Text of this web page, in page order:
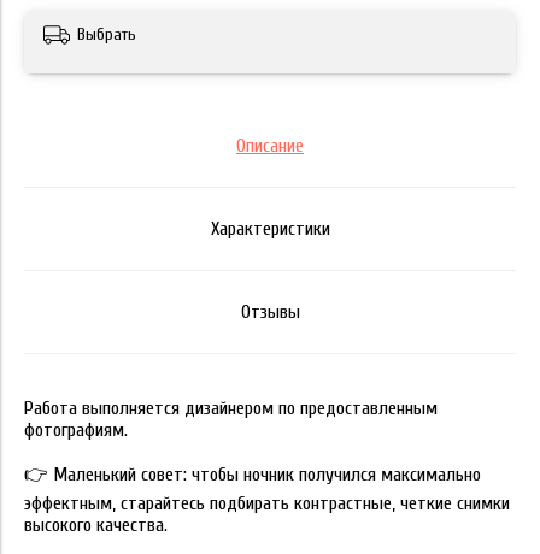
Выбрать
Описание
Характеристики
Отзывы
Работа выполняется дизайнером по предоставленным
фотографиям.
👉 Маленький совет: чтобы ночник получился максимально
эффектным, старайтесь подбирать контрастные, четкие снимки
высокого качества.